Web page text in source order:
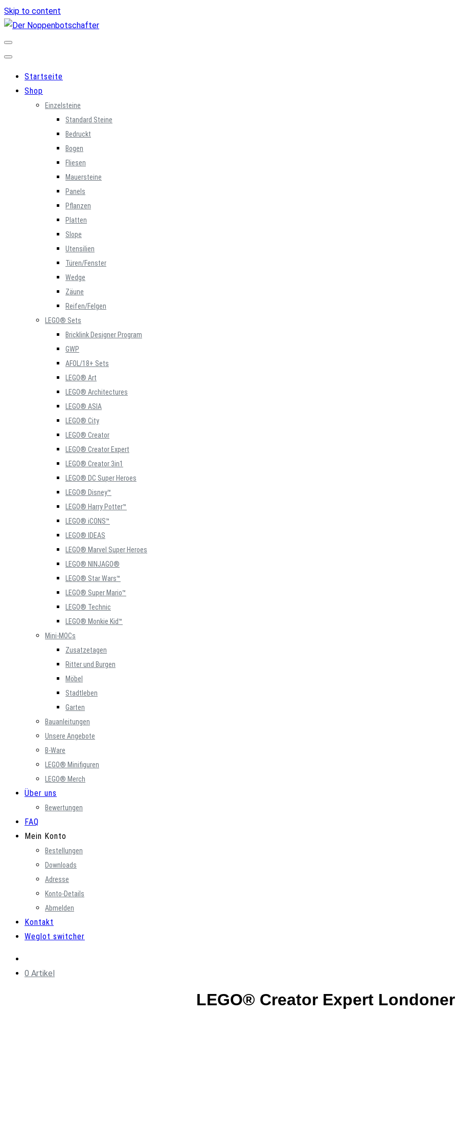
Skip to content
Startseite
Shop
Einzelsteine
Standard Steine
Bedruckt
Bogen
Fliesen
Mauersteine
Panels
Pflanzen
Platten
Slope
Utensilien
Türen/Fenster
Wedge
Zäune
Reifen/Felgen
LEGO® Sets
Bricklink Designer Program
GWP
AFOL/18+ Sets
LEGO® Art
LEGO® Architectures
LEGO® ASIA
LEGO® City
LEGO® Creator
LEGO® Creator Expert
LEGO® Creator 3in1
LEGO® DC Super Heroes
LEGO® Disney™
LEGO® Harry Potter™
LEGO® iCONS™
LEGO® IDEAS
LEGO® Marvel Super Heroes
LEGO® NINJAGO®
LEGO® Star Wars™
LEGO® Super Mario™
LEGO® Technic
LEGO® Monkie Kid™
Mini-MOCs
Zusatzetagen
Ritter und Burgen
Möbel
Stadtleben
Garten
Bauanleitungen
Unsere Angebote
B-Ware
LEGO® Minifiguren
LEGO® Merch
Über uns
Bewertungen
FAQ
Mein Konto
Bestellungen
Downloads
Adresse
Konto-Details
Abmelden
Kontakt
Weglot switcher
0 Artikel
LEGO® Creator Expert